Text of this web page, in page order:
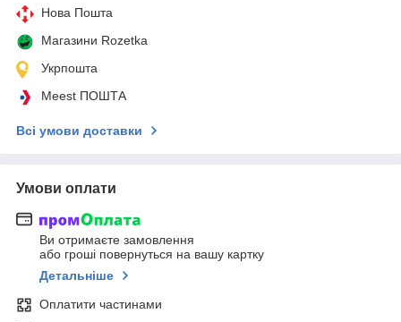
Нова Пошта
Магазини Rozetka
Укрпошта
Meest ПОШТА
Всі умови доставки
Умови оплати
Ви отримаєте замовлення
або гроші повернуться на вашу картку
Детальніше
Оплатити частинами